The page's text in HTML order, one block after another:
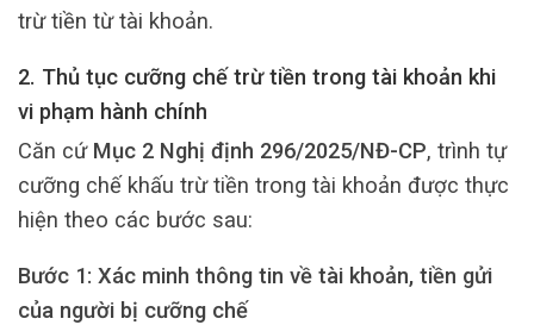
trừ tiền từ tài khoản.
2. Thủ tục cưỡng chế trừ tiền trong tài khoản khi
vi phạm hành chính
Căn cứ Mục 2 Nghị định 296/2025/NĐ-CP, trình tự
cưỡng chế khấu trừ tiền trong tài khoản được thực
hiện theo các bước sau:
Bước 1: Xác minh thông tin về tài khoản, tiền gửi
của người bị cưỡng chế